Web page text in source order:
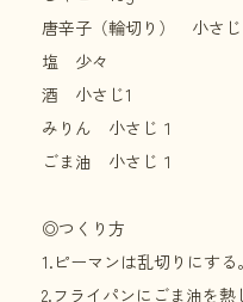
唐辛子（輪切り） 小さじ
塩 少々
酒 小さじ1
みりん 小さじ１
ごま油 小さじ１
◎つくり方
1.ピーマンは乱切りにする。
2.フライパンにごま油を